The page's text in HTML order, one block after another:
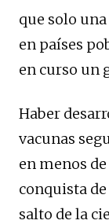
que solo
en países
en curso un
Haber
vacunas
en menos
conquista
salto de la